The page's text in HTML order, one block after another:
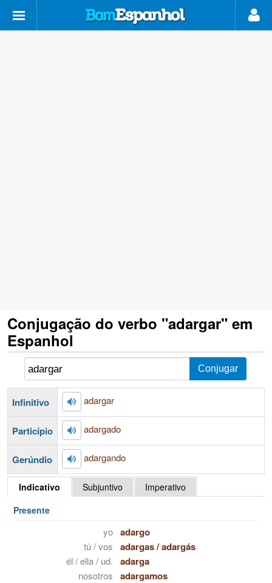
Conjugação do verbo "adargar" em
Espanhol
Infinitivo adargar
Particípio adargado
Gerúndio adargando
Indicativo Subjuntivo
Imperativo
Presente
yo adargo
tú / vos adargas/adargás
él / ella / ud. adarga
nosotros adargamos